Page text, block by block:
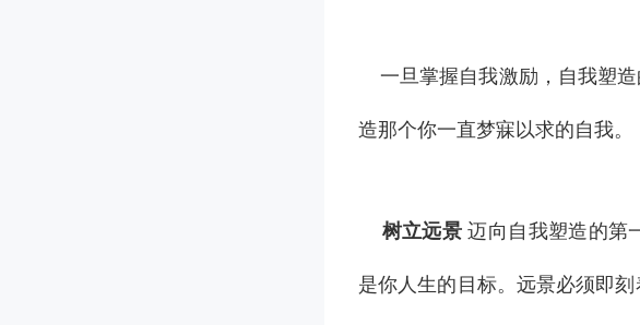
一旦掌握自我激励，自我塑造
造那个你一直梦寐以求的自我。
树立远景 迈向自我塑造的第
是你人生的目标。远景必须即